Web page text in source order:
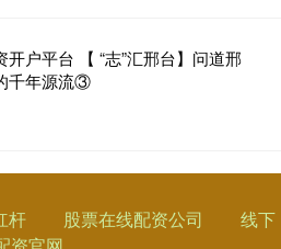
开户平台 【 “志”汇邢台】问道邢
千年源流③
杆 股票在线配资公司
线下